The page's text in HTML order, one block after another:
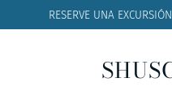
RESERVE UNA